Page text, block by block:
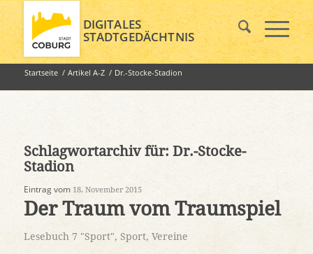
DIGITALES
STADTGEDÄCHTNIS
Startseite / Artikel A-Z / Dr.-Stocke-Stadion
Schlagwortarchiv für: Dr.-Stocke-
Stadion
Eintrag vom 18. November 2015
Der Traum vom Traumspiel
Lesebuch 7 "Sport", Sport, Vereine